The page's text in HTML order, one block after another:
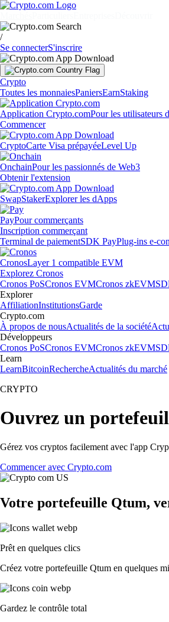
/
Se connecterS'inscrire
Crypto
Toutes les monnaiesPaniersEarnStaking
Application Crypto.comPour les utilisateurs
Commencer
CryptoCarte Visa prépayéeLevel Up
OnchainPour les passionnés de Web3
Obtenir l'extension
SwapStakerExplorer les dApps
PayPour commerçants
Inscription commerçant
Terminal de paiementSDK PayPlug-ins e-
CronosLayer 1 compatible EVM
Explorez Cronos
Cronos PoSCronos EVMCronos zkEVM
Explorer
AffiliationInstitutionsGarde
Crypto.com
À propos de nousActualités de la société
Développeurs
Cronos PoSCronos EVMCronos zkEVM
Learn
LearnBitcoinRechercheActualités du marché
CRYPTO
Ouvrez un
Gérez vos cryptos facilement avec l'app
Commencer avec Crypto.com
Votre portefeuille Qtum,
Prêt en quelques clics
Créez votre portefeuille Qtum en quelques
Gardez le contrôle total